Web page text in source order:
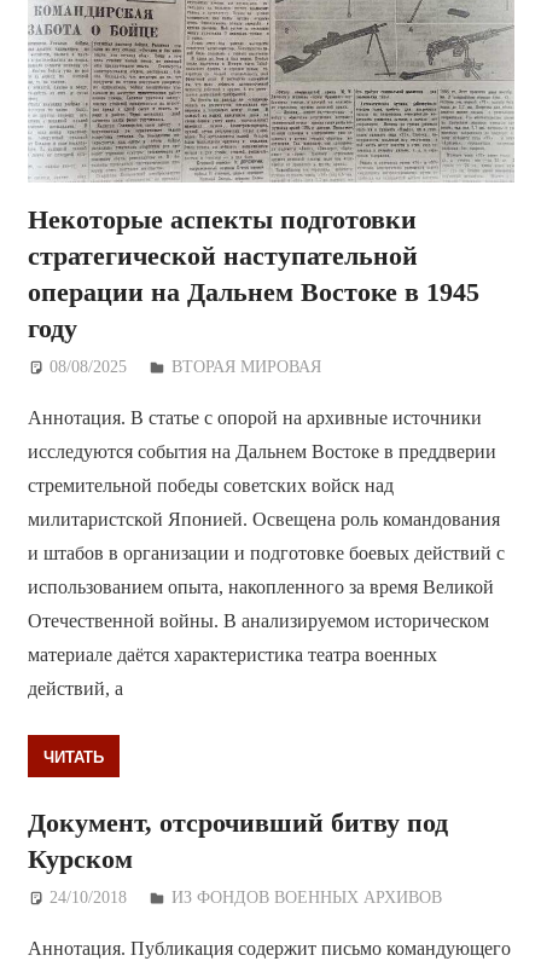
Некоторые аспекты подготовки
стратегической наступательной
операции на Дальнем Востоке в 1945
году
08/08/2025 Дежурный по Редакции
ВТОРАЯ МИРОВАЯ
Аннотация. В статье с опорой на архивные источники
исследуются события на Дальнем Востоке в преддверии
стремительной победы советских войск над
милитаристской Японией. Освещена роль командования
и штабов в организации и подготовке боевых действий с
использованием опыта, накопленного за время Великой
Отечественной войны. В анализируемом историческом
материале даётся характеристика театра военных
действий, а
ЧИТАТЬ
Документ, отсрочивший битву под
Курском
24/10/2018 Дежурный по Редакции
ИЗ ФОНДОВ ВОЕННЫХ АРХИВОВ
Аннотация. Публикация содержит письмо командующего